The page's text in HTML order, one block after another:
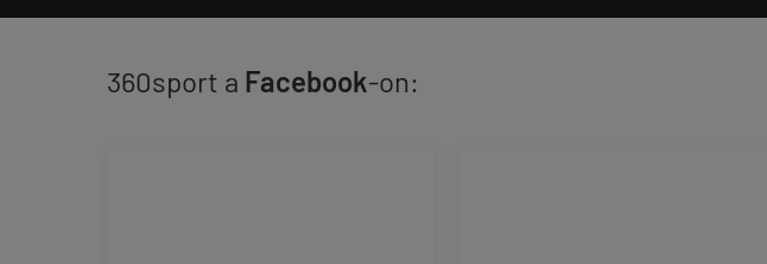
360sport a Facebook-on: